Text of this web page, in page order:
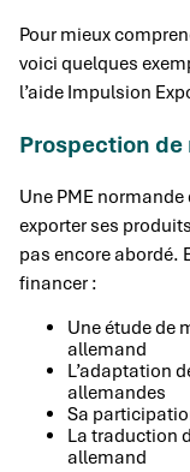
Pour mieux
voici quelques
l’aide Impulsion
Prospection
Une PME
exporter ses
pas encore abordé.
financer :
Une étude de
allemand
L’adaptation
allemandes
Sa
La traduction
allemand